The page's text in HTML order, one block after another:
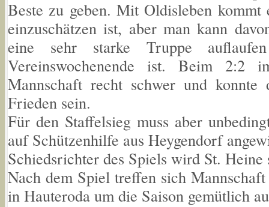
Beste zu geben. Mit Oldisleben
einzuschätzen ist, aber man kann
eine sehr starke Truppe
Vereinswochenende ist. Beim 2:2
Mannschaft recht schwer und
Frieden sein.
Für den Staffelsieg muss aber
auf Schützenhilfe aus Heygendorf
Schiedsrichter des Spiels wird St. Heine
Nach dem Spiel treffen sich
in Hauteroda um die Saison gemütlich